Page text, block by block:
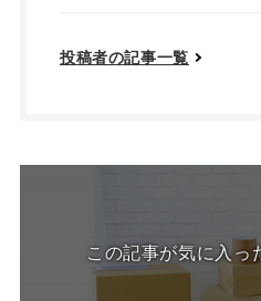
投稿者の記事一覧
この記事が気に入っ